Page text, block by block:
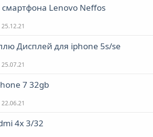
смартфона Lenovo Neffos
25.12.21
Дисплей для iphone 5s/se
25.07.21
7 32gb
22.06.21
4x 3/32